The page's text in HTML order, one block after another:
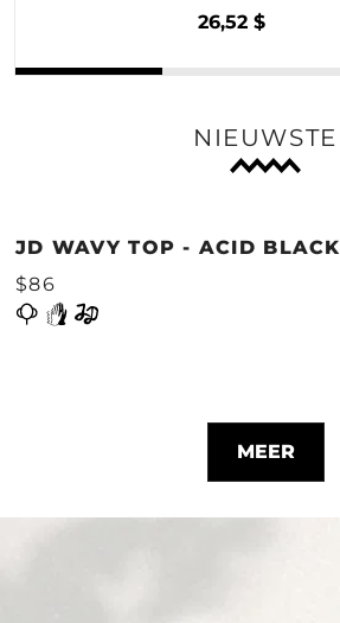
26,52 $
NIEUWSTE
JD WAVY TOP - ACID BLACK
$86
MEER